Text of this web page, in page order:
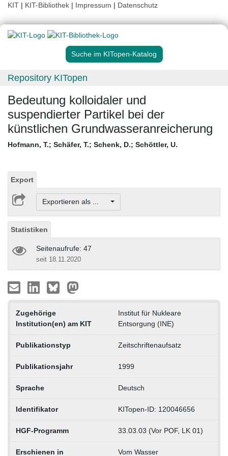
KIT | KIT-Bibliothek | Impressum | Datenschutz
Suche im KITopen-Katalog
Repository KITopen
Bedeutung kolloidaler und
suspendierter Partikel bei der
künstlichen Grundwasseranreicherung
Hofmann, T.; Schäfer, T.; Schenk, D.; Schöttler, U.
Export
Exportieren als ...
Statistiken
Seitenaufrufe: 47
seit 18.11.2020
Zugehörige
Institution(en) am KIT
Institut für Nukleare
Entsorgung (INE)
Publikationstyp Zeitschriftenaufsatz
Publikationsjahr 1999
Sprache Deutsch
Identifikator KITopen-ID: 120046656
HGF-Programm 33.03.03 (Vor POF, LK 01)
Erschienen in Vom Wasser